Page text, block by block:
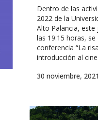
Dentro de las
2022 de la
Alto Palancia, este
las 19:15 horas,
conferencia “La
introducción al cine
30 noviembre, 2021